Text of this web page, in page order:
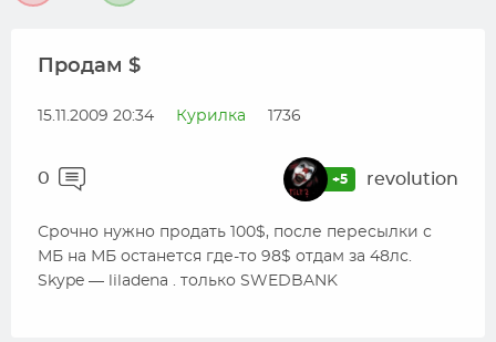
Продам $
15.11.2009 20:34 Курилка 1736
0 +5 revolution
Срочно нужно продать 100$, после пересылки с
МБ на МБ останется где-то 98$ отдам за 48лс.
Skype — liladena . только SWEDBANK